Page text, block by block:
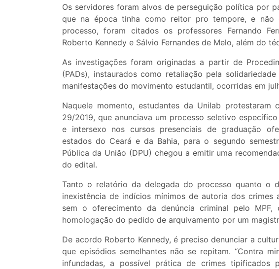
Os servidores foram alvos de perseguição política por
que na época tinha como reitor pro tempore, e não
processo, foram citados os professores Fernando
Roberto Kennedy e Sálvio Fernandes de Melo, além do
As investigações foram originadas a partir de
(PADs), instaurados como retaliação pela
manifestações do movimento estudantil, ocorridas em
Naquele momento, estudantes da Unilab
29/2019, que anunciava um processo seletivo
e intersexo nos cursos presenciais de graduação
estados do Ceará e da Bahia, para o segundo
Pública da União (DPU) chegou a emitir uma
do edital.
Tanto o relatório da delegada do processo quanto o
inexistência de indícios mínimos de autoria dos crimes
sem o oferecimento da denúncia criminal pelo MPF,
homologação do pedido de arquivamento por um
De acordo Roberto Kennedy, é preciso denunciar a
que episódios semelhantes não se repitam. “Contra
infundadas, a possível prática de crimes tipificados